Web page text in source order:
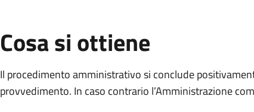
Cosa si ottiene
Il procedimento amministrativo si conclude
provvedimento. In caso contrario l’Amministrazione